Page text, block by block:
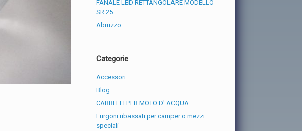
FANALE LED RETTANGOLARE MODELLO
SR 25
Abruzzo
Categorie
Accessori
Blog
CARRELLI PER MOTO D' ACQUA
Furgoni ribassati per camper o mezzi
speciali